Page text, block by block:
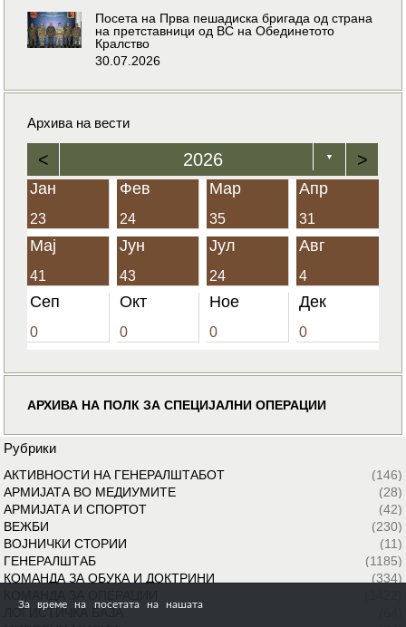
Посета на Прва пешадиска бригада од страна
на претставници од ВС на Обединетото
Кралство
30.07.2026
Архива на вести
< 2026 ▼ >
Јан
23
Фев
24
Мар
35
Апр
31
Мај
41
Јун
43
Јул
24
Авг
4
Сеп
0
Окт
0
Ное
0
Дек
0
АРХИВА НА ПОЛК ЗА СПЕЦИЈАЛНИ ОПЕРАЦИИ
Рубрики
АКТИВНОСТИ НА ГЕНЕРАЛШТАБОТ
(146)
АРМИЈАТА ВО МЕДИУМИТЕ
(28)
АРМИЈАТА И СПОРТОТ
(42)
ВЕЖБИ
(230)
ВОЈНИЧКИ СТОРИИ
(11)
ГЕНЕРАЛШТАБ
(1185)
КОМАНДА ЗА ОБУКА И ДОКТРИНИ
(334)
ЛОГИСТИЧКА БАЗА
За време на посетата на нашата